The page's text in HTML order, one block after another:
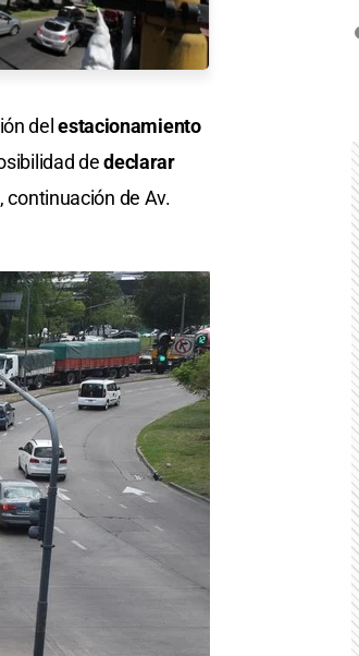
delestacionamiento
dedeclarar
continuación de Av.